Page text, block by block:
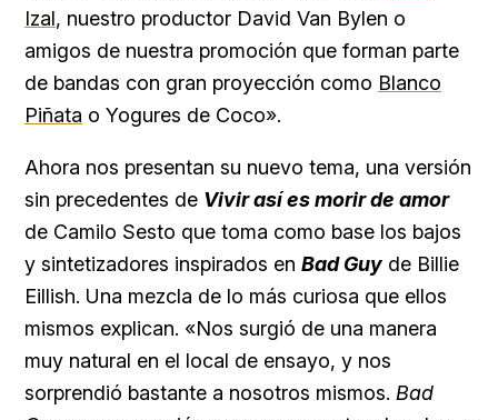
Izal, nuestro productor David Van Bylen o
amigos de nuestra promoción que forman parte
de bandas con gran proyección como Blanco
Piñata o Yogures de Coco».
Ahora nos presentan su nuevo tema, una versión
sin precedentes de Vivir así es morir de amor
de Camilo Sesto que toma como base los bajos
y sintetizadores inspirados en Bad Guy de Billie
Eillish. Una mezcla de lo más curiosa que ellos
mismos explican. «Nos surgió de una manera
muy natural en el local de ensayo, y nos
sorprendió bastante a nosotros mismos. Bad